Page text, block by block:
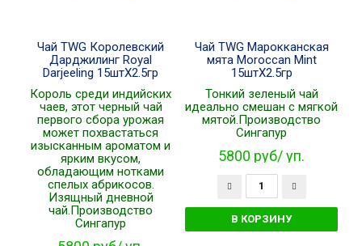
Чай TWG Королевский
Дарджилинг Royal
Darjeeling 15штХ2.5гр
Король среди индийских
чаев, этот черный чай
первого сбора урожая
может похвастаться
изысканным ароматом и
ярким вкусом,
обладающим нотками
спелых абрикосов.
Изящный дневной
чай.Производство
Сингапур
Чай TWG Марокканская
мята Moroccan Mint
15штХ2.5гр
Тонкий зеленый чай
идеально смешан с мягкой
мятой.Производство
Сингапур
5800 руб/ уп.